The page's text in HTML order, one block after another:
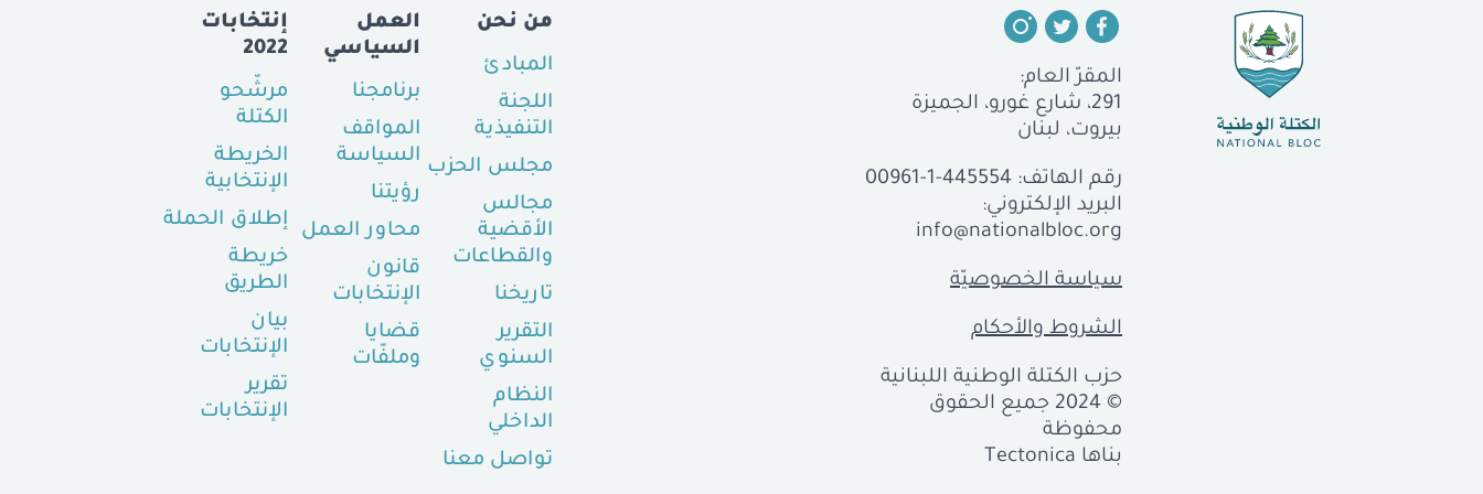
إنتخابات
2022
مرشّحو
الكتلة
الخريطة
الإنتخابية
إطلاق الحملة
خريطة
الطريق
بيان
الإنتخابات
تقرير
الإنتخابات
العمل
السياسي
برنامجنا
المواقف
السياسة
رؤيتنا
محاور العمل
قانون
الإنتخابات
قضايا
وملفّات
من نحن
المبادئ
اللجنة
التنفيذية
مجلس الحزب
مجالس
الأقضية
والقطاعات
تاريخنا
التقرير
السنوي
النظام
الداخلي
تواصل معنا
المقرّ العام:
291، شارع غورو، الجميزة
بيروت، لبنان
رقم الهاتف:00961-1-445554
البريد الإلكتروني:
info@nationalbloc.org
سياسة الخصوصيّة
الشروط والأحكام
حزب الكتلة الوطنية اللبنانية
© 2024 جميع الحقوق
محفوظة
بناها Tectonica